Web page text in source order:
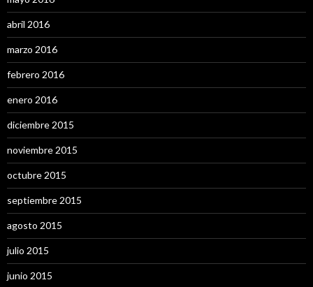
abril 2016
marzo 2016
febrero 2016
enero 2016
diciembre 2015
noviembre 2015
octubre 2015
septiembre 2015
agosto 2015
julio 2015
junio 2015